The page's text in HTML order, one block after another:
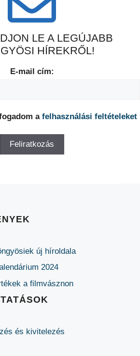
LE A LEGÚJABB
HÍREKRŐL!
E-mail cím:
a felhasználási feltételeket
új híroldala
2024
a filmvásznon
és kivitelezés